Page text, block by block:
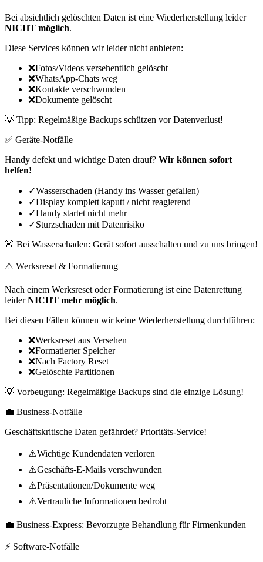
Bei absichtlich gelöschten Daten ist eine Wiederherstellung leider
NICHT möglich.
Diese Services können wir leider nicht anbieten:
❌Fotos/Videos versehentlich gelöscht
❌WhatsApp-Chats weg
❌Kontakte verschwunden
❌Dokumente gelöscht
💡 Tipp: Regelmäßige Backups schützen vor Datenverlust!
✅ Geräte-Notfälle
Handy defekt und wichtige Daten drauf? Wir können sofort
helfen!
✓Wasserschaden (Handy ins Wasser gefallen)
✓Display komplett kaputt / nicht reagierend
✓Handy startet nicht mehr
✓Sturzschaden mit Datenrisiko
🚨 Bei Wasserschaden: Gerät sofort ausschalten und zu uns bringen!
⚠️ Werksreset & Formatierung
Nach einem Werksreset oder Formatierung ist eine Datenrettung
leiderNICHT mehr möglich.
Bei diesen Fällen können wir keine Wiederherstellung durchführen:
❌Werksreset aus Versehen
❌Formatierter Speicher
❌Nach Factory Reset
❌Gelöschte Partitionen
💡 Vorbeugung: Regelmäßige Backups sind die einzige Lösung!
💼 Business-Notfälle
Geschäftskritische Daten gefährdet? Prioritäts-Service!
⚠️Wichtige Kundendaten verloren
⚠️Geschäfts-E-Mails verschwunden
⚠️Präsentationen/Dokumente weg
⚠️Vertrauliche Informationen bedroht
💼 Business-Express: Bevorzugte Behandlung für Firmenkunden
⚡ Software-Notfälle